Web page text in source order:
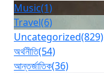
Music(1)
Travel(6)
Uncategorized(829)
অর্থনীতি(54)
আন্তর্জাতিক(36)